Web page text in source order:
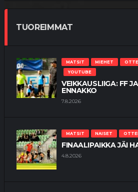
TUOREIMMAT
MATSIT MIEHET
YOUTUBE
VEIKKAUSLIIGA: FF
ENNAKKO
7.8.2026
MATSIT NAISET
FINAALIPAIKKA JÄI
4.8.2026